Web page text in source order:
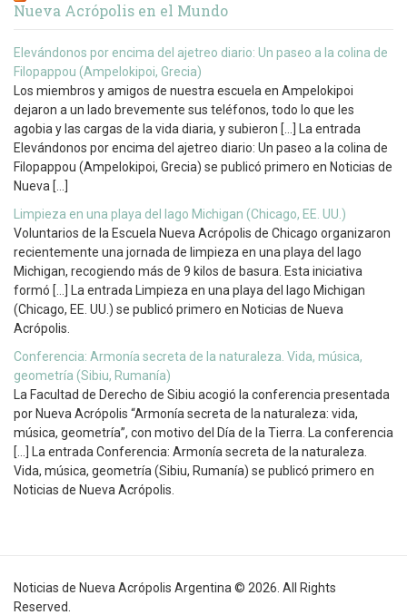
Nueva Acrópolis en el Mundo
Elevándonos por encima del ajetreo diario: Un paseo a la colina de
Filopappou (Ampelokipoi, Grecia)
Los miembros y amigos de nuestra escuela en Ampelokipoi
dejaron a un lado brevemente sus teléfonos, todo lo que les
agobia y las cargas de la vida diaria, y subieron […] La entrada
Elevándonos por encima del ajetreo diario: Un paseo a la colina de
Filopappou (Ampelokipoi, Grecia) se publicó primero en Noticias de
Nueva […]
Limpieza en una playa del lago Michigan (Chicago, EE. UU.)
Voluntarios de la Escuela Nueva Acrópolis de Chicago organizaron
recientemente una jornada de limpieza en una playa del lago
Michigan, recogiendo más de 9 kilos de basura. Esta iniciativa
formó […] La entrada Limpieza en una playa del lago Michigan
(Chicago, EE. UU.) se publicó primero en Noticias de Nueva
Acrópolis.
Conferencia: Armonía secreta de la naturaleza. Vida, música,
geometría (Sibiu, Rumanía)
La Facultad de Derecho de Sibiu acogió la conferencia presentada
por Nueva Acrópolis “Armonía secreta de la naturaleza: vida,
música, geometría”, con motivo del Día de la Tierra. La conferencia
[…] La entrada Conferencia: Armonía secreta de la naturaleza.
Vida, música, geometría (Sibiu, Rumanía) se publicó primero en
Noticias de Nueva Acrópolis.
Noticias de Nueva Acrópolis Argentina © 2026. All Rights
Reserved.